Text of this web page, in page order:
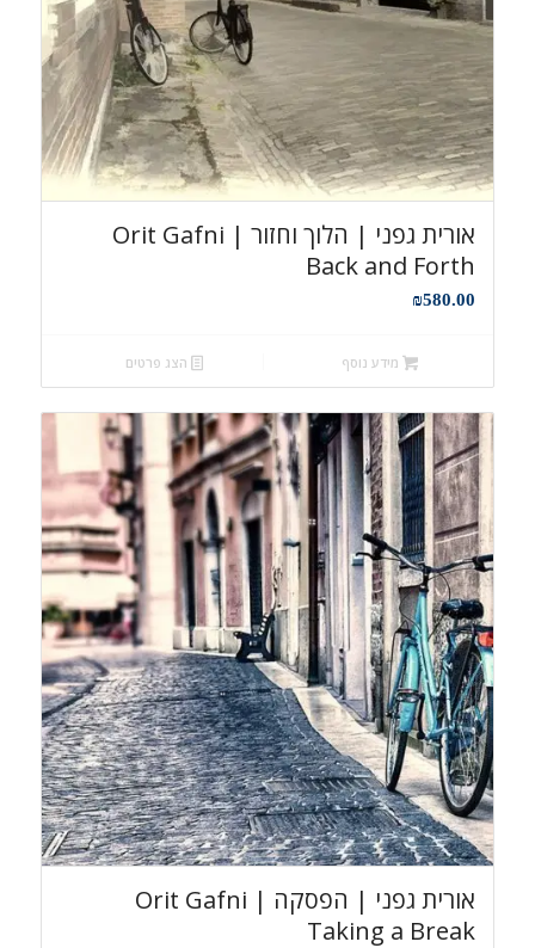
אורית גפני | הלוך וחזור Orit Gafni |
Back and Forth
₪580.00
מידע נוסף הצג פרטים
אורית גפני | הפסקה Orit Gafni |
Taking a Break